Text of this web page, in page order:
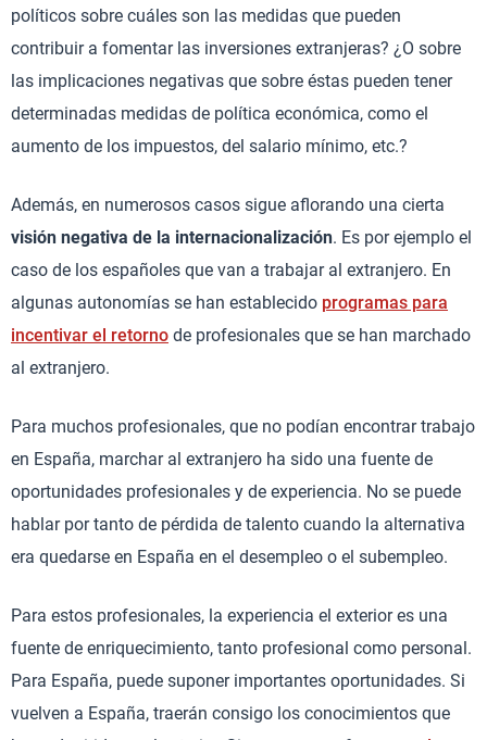
políticos sobre cuáles son las medidas que pueden
contribuir a fomentar las inversiones extranjeras? ¿O sobre
las implicaciones negativas que sobre éstas pueden tener
determinadas medidas de política económica, como el
aumento de los impuestos, del salario mínimo, etc.?
Además, en numerosos casos sigue aflorando una cierta
visión negativa de la internacionalización. Es por ejemplo el
caso de los españoles que van a trabajar al extranjero. En
algunas autonomías se han establecido programas para
incentivar el retorno de profesionales que se han marchado
al extranjero.
Para muchos profesionales, que no podían encontrar trabajo
en España, marchar al extranjero ha sido una fuente de
oportunidades profesionales y de experiencia. No se puede
hablar por tanto de pérdida de talento cuando la alternativa
era quedarse en España en el desempleo o el subempleo.
Para estos profesionales, la experiencia el exterior es una
fuente de enriquecimiento, tanto profesional como personal.
Para España, puede suponer importantes oportunidades. Si
vuelven a España, traerán consigo los conocimientos que